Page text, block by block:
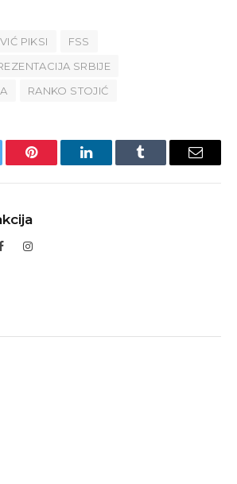
PIKSI
FSS
SRBIJE
RANKO STOJIĆ
Pinterest LinkedInTumblr Email
FacebookInstagram